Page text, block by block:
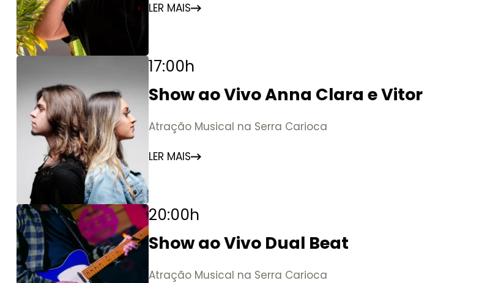
LER MAIS
17:00h
Show ao Vivo Anna Clara e Vitor
Atração Musical na Serra Carioca
LER MAIS
20:00h
Show ao Vivo Dual Beat
Atração Musical na Serra Carioca